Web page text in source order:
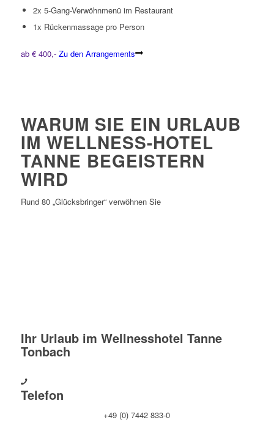
2x 5-Gang-Verwöhnmenü im Restaurant
1x Rückenmassage pro Person
ab € 400,- Zu den Arrangements
WARUM SIE EIN URLAUB
IM WELLNESS-HOTEL
TANNE BEGEISTERN
WIRD
Rund 80 „Glücksbringer“ verwöhnen Sie
Ihr Urlaub im Wellnesshotel Tanne
Tonbach
Telefon
+49 (0) 7442 833-0